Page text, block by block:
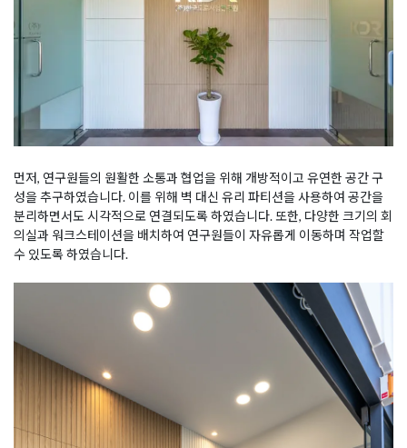
먼저, 연구원들의 원활한 소통과 협업을 위해 개방적이고 유연한 공간 구
성을 추구하였습니다. 이를 위해 벽 대신 유리 파티션을 사용하여 공간을
분리하면서도 시각적으로 연결되도록 하였습니다. 또한, 다양한 크기의 회
의실과 워크스테이션을 배치하여 연구원들이 자유롭게 이동하며 작업할
수 있도록 하였습니다.